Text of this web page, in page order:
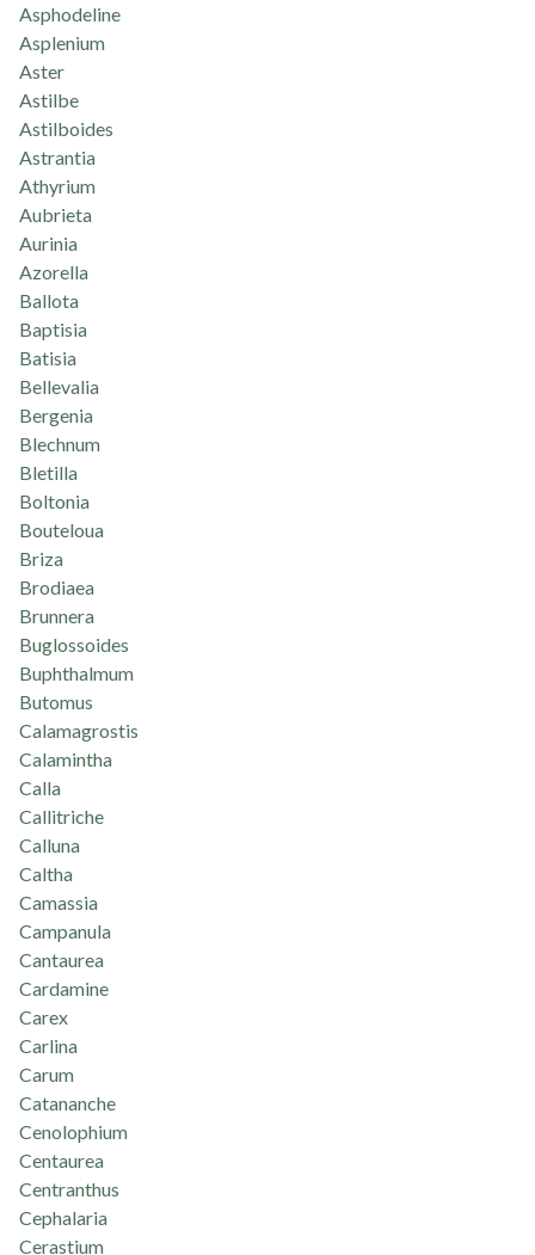
Asphodeline
Asplenium
Aster
Astilbe
Astilboides
Astrantia
Athyrium
Aubrieta
Aurinia
Azorella
Ballota
Baptisia
Batisia
Bellevalia
Bergenia
Blechnum
Bletilla
Boltonia
Bouteloua
Briza
Brodiaea
Brunnera
Buglossoides
Buphthalmum
Butomus
Calamagrostis
Calamintha
Calla
Callitriche
Calluna
Caltha
Camassia
Campanula
Cantaurea
Cardamine
Carex
Carlina
Carum
Catananche
Cenolophium
Centaurea
Centranthus
Cephalaria
Cerastium